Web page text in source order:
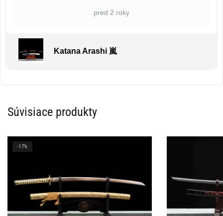
pred 2 roky
Katana Arashi 嵐
Súvisiace produkty
-17%